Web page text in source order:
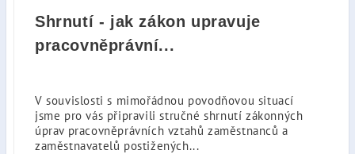
Shrnutí - jak zákon upravuje
pracovněprávní...
V souvislosti s mimořádnou povodňovou situací
jsme pro vás připravili stručné shrnutí zákonných
úprav pracovněprávních vztahů zaměstnanců a
zaměstnavatelů postižených...